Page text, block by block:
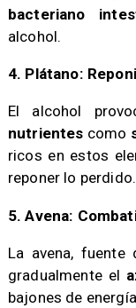
bacteriano
alcohol.
4. Plátano:
El alcohol
nutrientes como
ricos en estos
reponer lo perdido.
5. Avena:
La avena, fuente
gradualmente el
bajones de